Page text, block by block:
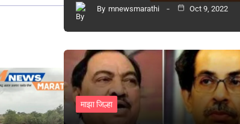
By mnewsmarathi Oct 9, 2022
माझा जिल्हा